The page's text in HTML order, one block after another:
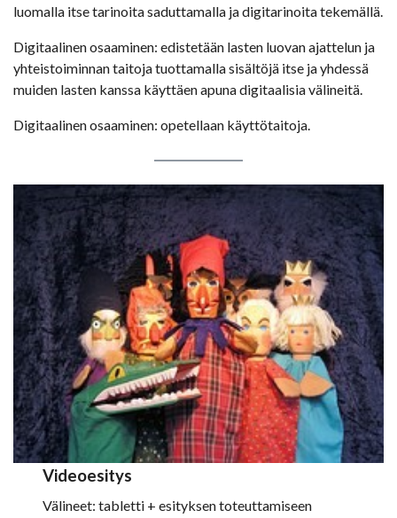
luomalla itse tarinoita saduttamalla ja digitarinoita tekemällä.
Digitaalinen osaaminen: edistetään lasten luovan ajattelun ja
yhteistoiminnan taitoja tuottamalla sisältöjä itse ja yhdessä
muiden lasten kanssa käyttäen apuna digitaalisia välineitä.
Digitaalinen osaaminen: opetellaan käyttötaitoja.
Videoesitys
Välineet: tabletti + esityksen toteuttamiseen